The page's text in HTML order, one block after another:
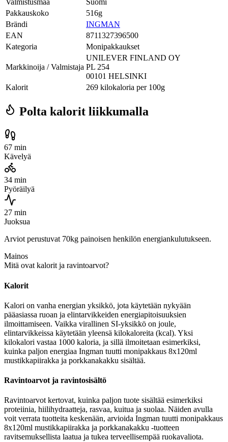
Pakkauskoko
516g
Brändi
INGMAN
EAN
8711327396500
Kategoria
Monipakkaukset
Markkinoija / Valmistaja
UNILEVER FINLAND OY
PL 254
00101 HELSINKI
Kalorit
269 kilokaloria per 100g
Polta kalorit liikkumalla
67 min
Kävelyä
34 min
Pyöräilyä
27 min
Juoksua
Arviot perustuvat 70kg painoisen henkilön energiankulutukseen.
Mainos
Mitä ovat kalorit ja ravintoarvot?
Kalorit
Kalori on vanha energian yksikkö, jota käytetään nykyään
pääasiassa ruoan ja elintarvikkeiden energiapitoisuuksien
ilmoittamiseen. Vaikka virallinen SI-yksikkö on joule,
elintarvikkeissa käytetään yleensä kilokaloreita (kcal). Yksi
kilokalori vastaa 1000 kaloria, ja sillä ilmoitetaan esimerkiksi,
kuinka paljon energiaa Ingman tuutti monipakkaus 8x120ml
mustikkapiirakka ja porkkanakakku sisältää.
Ravintoarvot ja ravintosisältö
Ravintoarvot kertovat, kuinka paljon tuote sisältää esimerkiksi
proteiinia, hiilihydraatteja, rasvaa, kuitua ja suolaa. Näiden avulla
voit verrata tuotteita keskenään, arvioida Ingman tuutti monipakkaus
8x120ml mustikkapiirakka ja porkkanakakku -tuotteen
ravitsemuksellista laatua ja tukea terveellisempää ruokavaliota.